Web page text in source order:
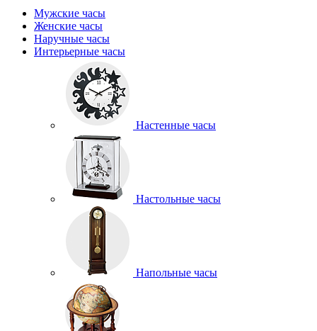
Мужские часы
Женские часы
Наручные часы
Интерьерные часы
Настенные часы
Настольные часы
Напольные часы